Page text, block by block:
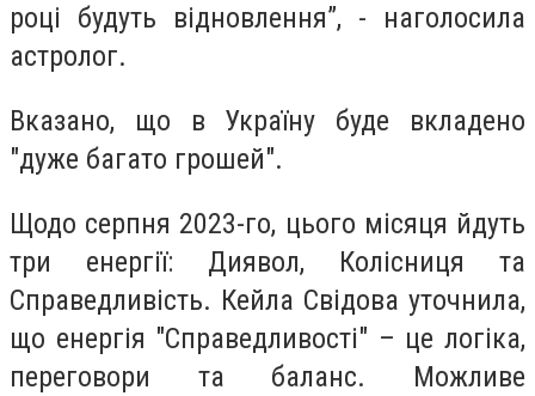
році будуть відновлення”, - наголосила
астролог.
Вказано, що в Україну буде вкладено
"дуже багато грошей".
Щодо серпня 2023-го, цього місяця йдуть
три енергії: Диявол, Колісниця та
Справедливість. Кейла Свідова уточнила,
що енергія "Справедливості" – це логіка,
переговори та баланс. Можливе